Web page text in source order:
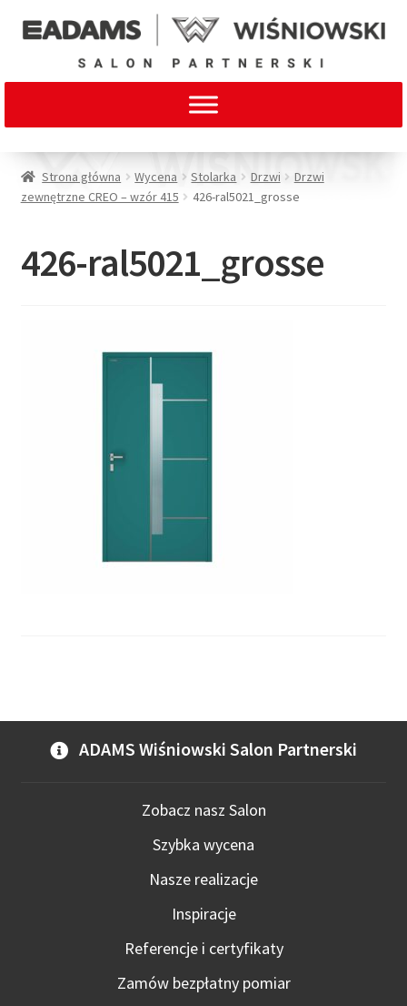
Strona główna Wycena Stolarka Drzwi
Drzwi
zewnętrzne CREO – wzór 415
426-ral5021_grosse
426-ral5021_grosse
ADAMS Wiśniowski Salon Partnerski
Zobacz nasz Salon
Szybka wycena
Nasze realizacje
Inspiracje
Referencje i certyfikaty
Zamów bezpłatny pomiar